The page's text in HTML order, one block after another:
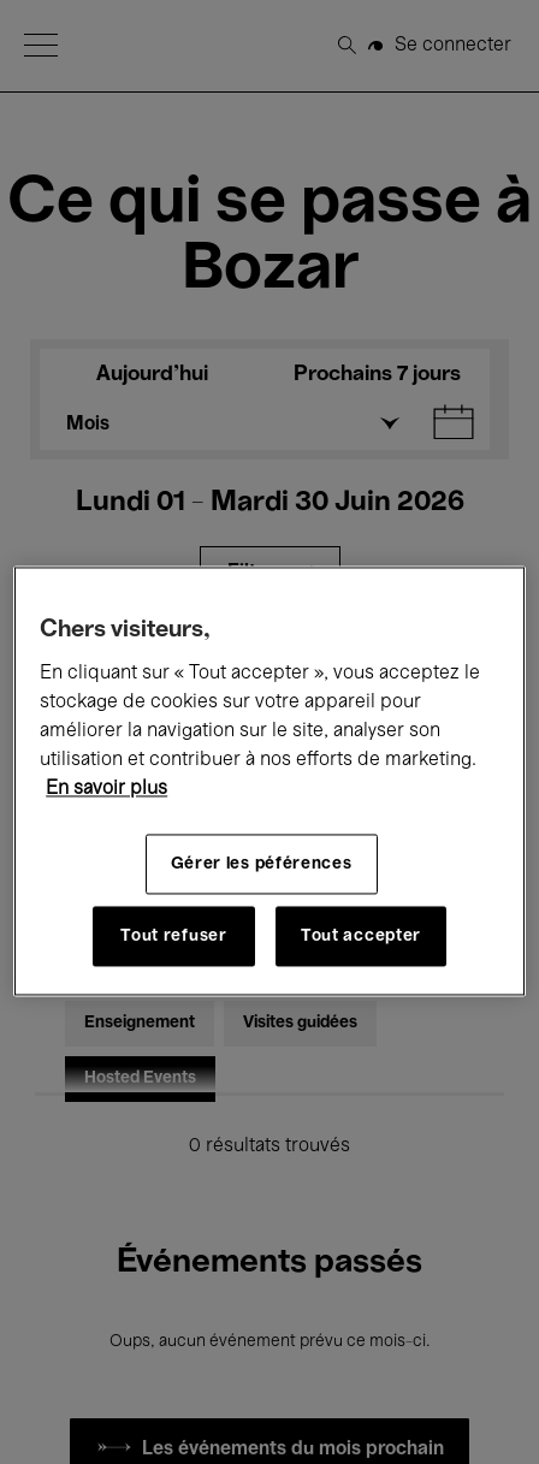
Open Menu
Rechercher
Se connecter
Ce qui se passe à
Bozar
Aujourd'hui Prochains 7 jours
Mois
Lundi 01 - Mardi 30 Juin 2026
Filtres
Expositions Films Performances
Rencontres & Débats Jazz
Musique électronique
Pour tous Kids’ Palace
Enseignement Visites guidées
Hosted Events
0 résultats trouvés
Événements passés
Oups, aucun événement prévu ce mois-ci.
Les événements du mois prochain
Chers visiteurs,
En cliquant sur « Tout accepter », vous acceptez le
stockage de cookies sur votre appareil pour
améliorer la navigation sur le site, analyser son
utilisation et contribuer à nos efforts de marketing.
En savoir plus
Gérer les péférences
Tout refuser Tout accepter